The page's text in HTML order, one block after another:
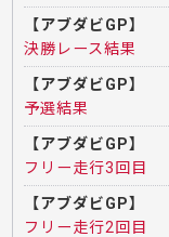
【アブダビGP】
決勝レース結果
【アブダビGP】
予選結果
【アブダビGP】
フリー走行3回目
【アブダビGP】
フリー走行2回目